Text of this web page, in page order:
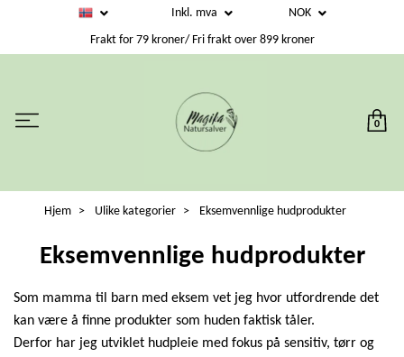
Inkl. mva
NOK
Frakt for 79 kroner/ Fri frakt over 899 kroner
0
Hjem Ulike kategorier Eksemvennlige hudprodukter
Eksemvennlige hudprodukter
Som mamma til barn med eksem vet jeg hvor utfordrende det
kan være å finne produkter som huden faktisk tåler.
Derfor har jeg utviklet hudpleie med fokus på sensitiv, tørr og